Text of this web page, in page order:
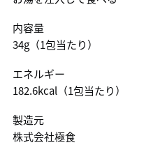
内容量
34g（1包当たり）
エネルギー
182.6kcal（1包当たり）
製造元
株式会社極食